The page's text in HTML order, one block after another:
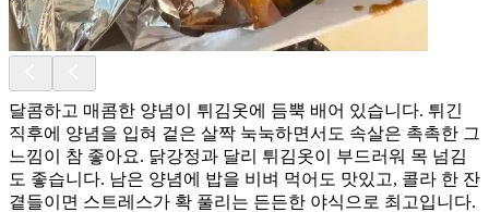
달콤하고 매콤한 양념이 튀김옷에 듬뿍 배어 있습니다. 튀긴
직후에 양념을 입혀 겉은 살짝 눅눅하면서도 속살은 촉촉한 그
느낌이 참 좋아요. 닭강정과 달리 튀김옷이 부드러워 목 넘김
도 좋습니다. 남은 양념에 밥을 비벼 먹어도 맛있고, 콜라 한 잔
곁들이면 스트레스가 확 풀리는 든든한 야식으로 최고입니다.